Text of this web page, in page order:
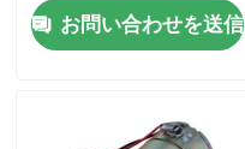
ホーム
お問い合わせを送信